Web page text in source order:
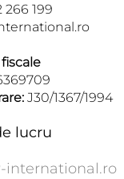
266 199
J30/1367/1994
lucru
international.ro